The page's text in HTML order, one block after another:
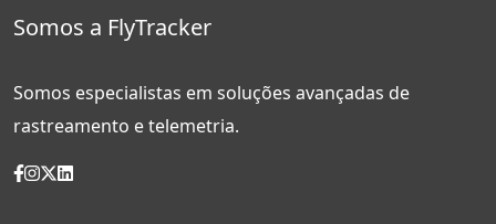
Somos a FlyTracker
Somos especialistas em soluções avançadas de
rastreamento e telemetria.